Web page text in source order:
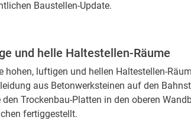
Baustellen-Update.
und helle Haltestellen-Räume
hohen, luftigen und hellen Haltestellen-
aus Betonwerksteinen auf den
Trockenbau-Platten in den oberen
fertiggestellt.